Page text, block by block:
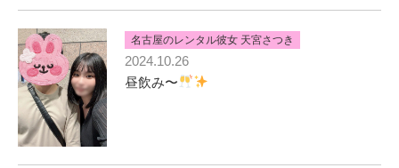
名古屋のレンタル彼女 天宮さつき
2024.10.26
昼飲み〜